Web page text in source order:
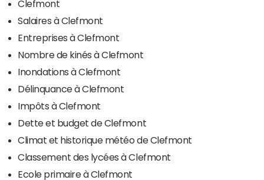
Clefmont
Salaires à Clefmont
Entreprises à Clefmont
Nombre de kinés à Clefmont
Inondations à Clefmont
Délinquance à Clefmont
Impôts à Clefmont
Dette et budget de Clefmont
Climat et historique météo de Clefmont
Classement des lycées à Clefmont
Ecole primaire à Clefmont